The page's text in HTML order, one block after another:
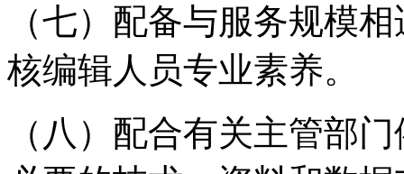
（七）配备与服务规模
核编辑人员专业素养。
（八）配合有关主管部